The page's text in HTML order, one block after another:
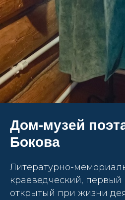
Дом-музей
Бокова
Литературно-
краеведческий, первый
открытый при жизни